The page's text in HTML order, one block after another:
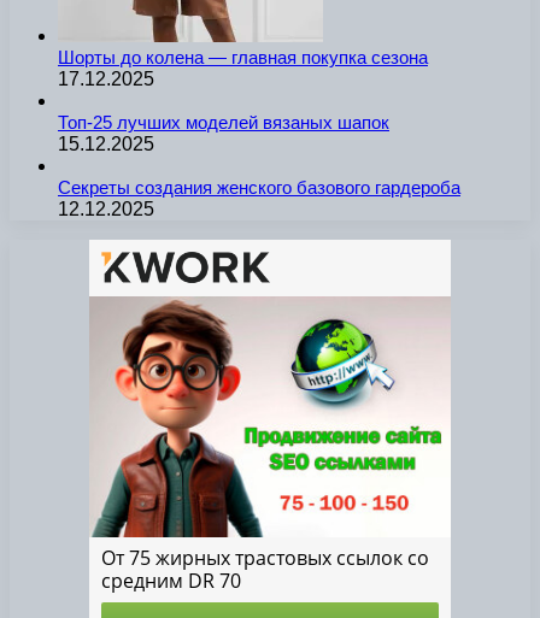
Шорты до колена — главная покупка сезона
17.12.2025
Топ-25 лучших моделей вязаных шапок
15.12.2025
Секреты создания женского базового гардероба
12.12.2025